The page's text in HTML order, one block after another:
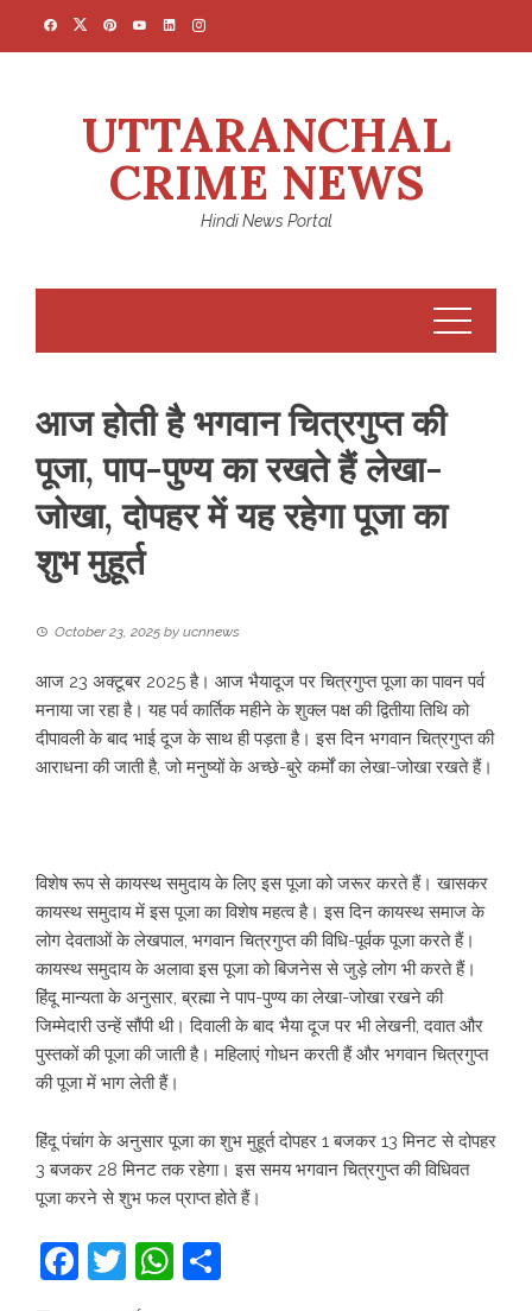
UTTARANCHAL
CRIME NEWS
Hindi News Portal
आज होती है भगवान चित्रगुप्त की
पूजा, पाप-पुण्य का रखते हैं लेखा-
जोखा, दोपहर में यह रहेगा पूजा का
शुभ मुहूर्त
October 23, 2025 by ucnnews
आज 23 अक्टूबर 2025 है। आज भैयादूज पर चित्रगुप्त पूजा का पावन पर्व
मनाया जा रहा है। यह पर्व कार्तिक महीने के शुक्ल पक्ष की द्वितीया तिथि को
दीपावली के बाद भाई दूज के साथ ही पड़ता है। इस दिन भगवान चित्रगुप्त की
आराधना की जाती है, जो मनुष्यों के अच्छे-बुरे कर्मों का लेखा-जोखा रखते हैं।
विशेष रूप से कायस्थ समुदाय के लिए इस पूजा को जरूर करते हैं। खासकर
कायस्थ समुदाय में इस पूजा का विशेष महत्व है। इस दिन कायस्थ समाज के
लोग देवताओं के लेखपाल, भगवान चित्रगुप्त की विधि-पूर्वक पूजा करते हैं।
कायस्थ समुदाय के अलावा इस पूजा को बिजनेस से जुड़े लोग भी करते हैं।
हिंदू मान्यता के अनुसार, ब्रह्मा ने पाप-पुण्य का लेखा-जोखा रखने की
जिम्मेदारी उन्हें सौंपी थी। दिवाली के बाद भैया दूज पर भी लेखनी, दवात और
पुस्तकों की पूजा की जाती है। महिलाएं गोधन करती हैं और भगवान चित्रगुप्त
की पूजा में भाग लेती हैं।
हिंदू पंचांग के अनुसार पूजा का शुभ मुहूर्त दोपहर 1 बजकर 13 मिनट से दोपहर
3 बजकर 28 मिनट तक रहेगा। इस समय भगवान चित्रगुप्त की विधिवत
पूजा करने से शुभ फल प्राप्त होते हैं।
Facebook
TwitterWhatsApp